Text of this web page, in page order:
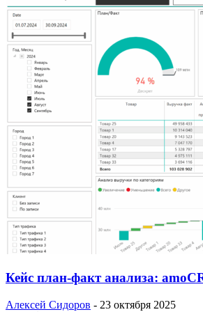
Кейс план-факт анализа:
Алексей Сидоров - 23 октября 2025